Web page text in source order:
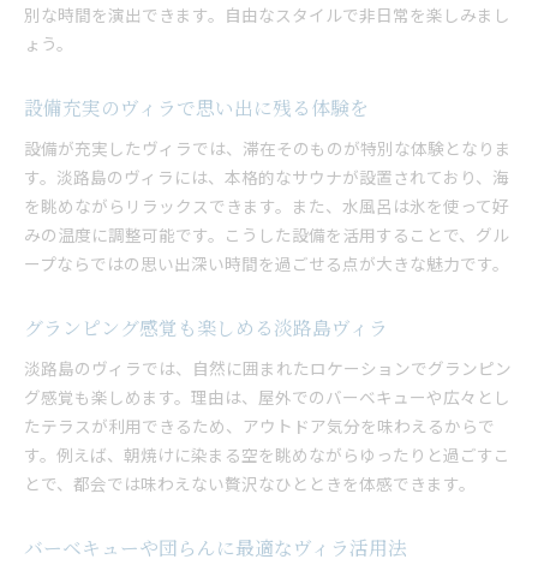
別な時間を演出できます。自由なスタイルで非日常を楽しみまし
ょう。
設備充実のヴィラで思い出に残る体験を
設備が充実したヴィラでは、滞在そのものが特別な体験となりま
す。淡路島のヴィラには、本格的なサウナが設置されており、海
を眺めながらリラックスできます。また、水風呂は氷を使って好
みの温度に調整可能です。こうした設備を活用することで、グル
ープならではの思い出深い時間を過ごせる点が大きな魅力です。
グランピング感覚も楽しめる淡路島ヴィラ
淡路島のヴィラでは、自然に囲まれたロケーションでグランピン
グ感覚も楽しめます。理由は、屋外でのバーベキューや広々とし
たテラスが利用できるため、アウトドア気分を味わえるからで
す。例えば、朝焼けに染まる空を眺めながらゆったりと過ごすこ
とで、都会では味わえない贅沢なひとときを体感できます。
バーベキューや団らんに最適なヴィラ活用法